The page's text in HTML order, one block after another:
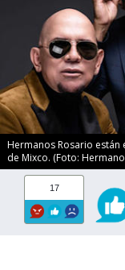
Hermanos Rosario están
de Mixco. (Foto:
17